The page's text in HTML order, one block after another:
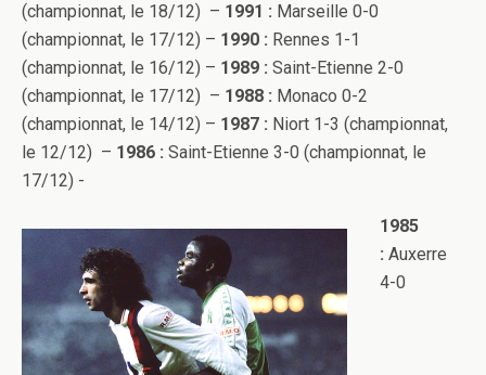
(championnat, le 18/12) – 1991 : Marseille 0-0
(championnat, le 17/12) – 1990 : Rennes 1-1
(championnat, le 16/12) – 1989 : Saint-Etienne 2-0
(championnat, le 17/12) – 1988 : Monaco 0-2
(championnat, le 14/12) – 1987 : Niort 1-3 (championnat,
le 12/12) – 1986 : Saint-Etienne 3-0 (championnat, le
17/12) -
1985
: Auxerre
4-0